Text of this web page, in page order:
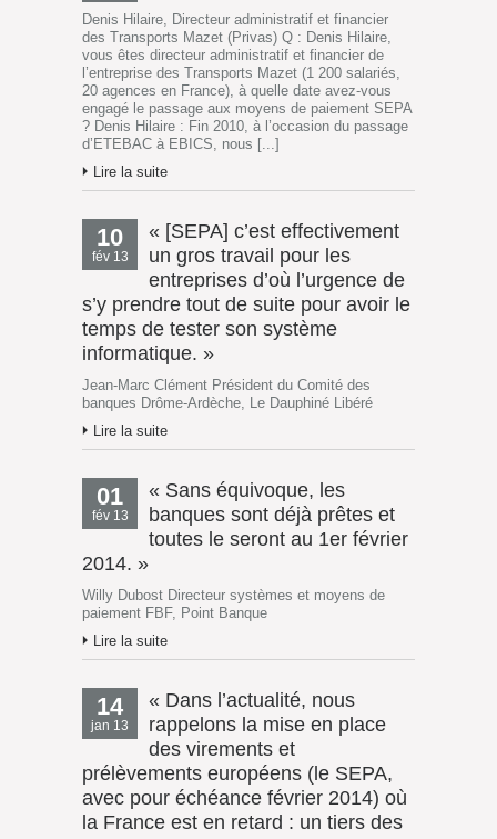
Denis Hilaire, Directeur administratif et financier
des Transports Mazet (Privas) Q : Denis Hilaire,
vous êtes directeur administratif et financier de
l’entreprise des Transports Mazet (1 200 salariés,
20 agences en France), à quelle date avez-vous
engagé le passage aux moyens de paiement SEPA
? Denis Hilaire : Fin 2010, à l’occasion du passage
d’ETEBAC à EBICS, nous [...]
Lire la suite
10
fév 13
« [SEPA] c’est effectivement
un gros travail pour les
entreprises d’où l’urgence de
s’y prendre tout de suite pour avoir le
temps de tester son système
informatique. »
Jean-Marc Clément Président du Comité des
banques Drôme-Ardèche, Le Dauphiné Libéré
Lire la suite
01
fév 13
« Sans équivoque, les
banques sont déjà prêtes et
toutes le seront au 1er février
2014. »
Willy Dubost Directeur systèmes et moyens de
paiement FBF, Point Banque
Lire la suite
14
jan 13
« Dans l’actualité, nous
rappelons la mise en place
des virements et
prélèvements européens (le SEPA,
avec pour échéance février 2014) où
la France est en retard : un tiers des